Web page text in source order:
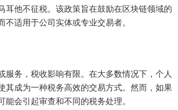
他不征税。该政策旨在鼓励在区块链领域的
适用于公司实体或专业交易者。
务，税收影响有限。在大多数情况下，个人
成为一种税务高效的交易方式。然而，如果
会引起审查和不同的税务处理。